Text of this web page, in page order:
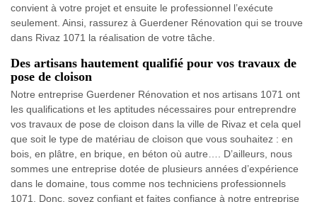
convient à votre projet et ensuite le professionnel l’exécute
seulement. Ainsi, rassurez à Guerdener Rénovation qui se trouve
dans Rivaz 1071 la réalisation de votre tâche.
Des artisans hautement qualifié pour vos travaux de
pose de cloison
Notre entreprise Guerdener Rénovation et nos artisans 1071 ont
les qualifications et les aptitudes nécessaires pour entreprendre
vos travaux de pose de cloison dans la ville de Rivaz et cela quel
que soit le type de matériau de cloison que vous souhaitez : en
bois, en plâtre, en brique, en béton où autre…. D’ailleurs, nous
sommes une entreprise dotée de plusieurs années d’expérience
dans le domaine, tous comme nos techniciens professionnels
1071. Donc, soyez confiant et faites confiance à notre entreprise